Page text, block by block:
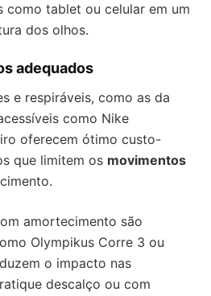
como tablet ou celular em um
dos olhos.
adequados
e respiráveis, como as da
como Nike
oferecem ótimo custo-
que limitem os movimentos
amortecimento são
Olympikus Corre 3 ou
o impacto nas
descalço ou com